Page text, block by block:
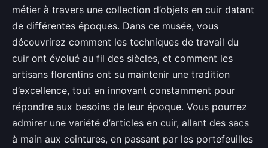
métier à travers une collection d’objets en cuir datant
de différentes époques. Dans ce musée, vous
découvrirez comment les techniques de travail du
cuir ont évolué au fil des siècles, et comment les
artisans florentins ont su maintenir une tradition
d’excellence, tout en innovant constamment pour
répondre aux besoins de leur époque. Vous pourrez
admirer une variété d’articles en cuir, allant des sacs
à main aux ceintures, en passant par les portefeuilles